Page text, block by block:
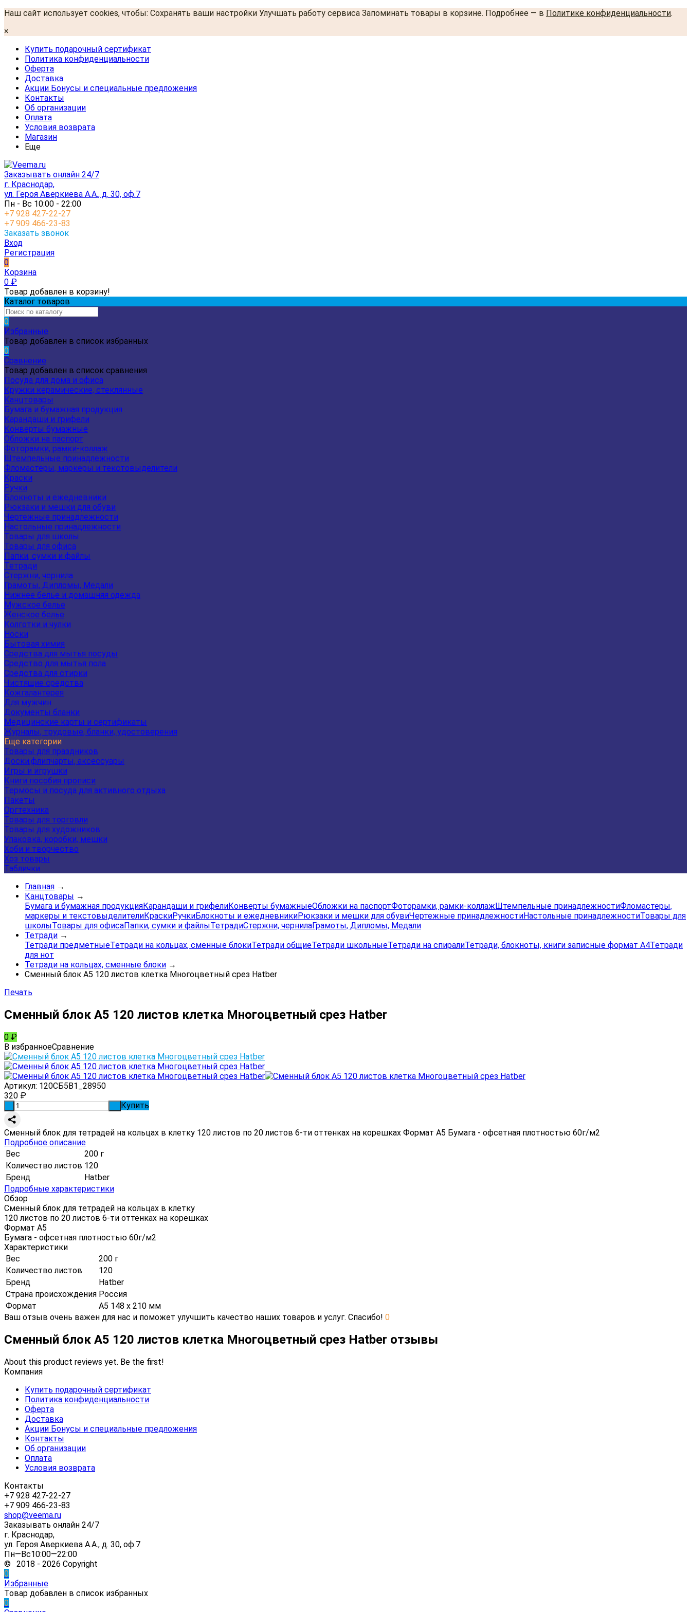
Наш сайт использует cookies, чтобы: Сохранять ваши настройки Улучшать работу сервиса Запоминать товары в корзине. Подробнее — в Политике конфиденциальности.
×
Купить подарочный сертификат
Политика конфиденциальности
Оферта
Доставка
Акции Бонусы и специальные предложения
Контакты
Об организации
Оплата
Условия возврата
Магазин
Еще
Заказывать онлайн 24/7
г. Краснодар,
ул. Героя Аверкиева А.А., д. 30, оф.7
Пн - Вс 10:00 - 22:00
+7 928 427-22-27
+7 909 466-23-83
Заказать звонок
Вход
Регистрация
0
Корзина
0 ₽
Товар добавлен в корзину!
Каталог товаров
0
Избранные
Товар добавлен в список избранных
0
Сравнение
Товар добавлен в список сравнения
Посуда для дома и офиса
Кружки керамические, стеклянные
Канцтовары
Бумага и бумажная продукция
Карандаши и грифели
Конверты бумажные
Обложки на паспорт
Фоторамки, рамки-коллаж
Штемпельные принадлежности
Фломастеры, маркеры и текстовыделители
Краски
Ручки
Блокноты и ежедневники
Рюкзаки и мешки для обуви
Чертежные принадлежности
Настольные принадлежности
Товары для школы
Товары для офиса
Папки, сумки и файлы
Тетради
Стержни, чернила
Грамоты, Дипломы, Медали
Нижнее белье и домашняя одежда
Мужское белье
Женское белье
Колготки и чулки
Носки
Бытовая химия
Средства для мытья посуды
Средство для мытья пола
Средства для стирки
Чистящие средства
Кожгалантерея
Для мужчин
Документы бланки
Медицинские карты и сертификаты
Журналы, трудовые, бланки, удостоверения
Еще категории
Товары для праздников
Доски,флипчарты, аксессуары
Игры и игрушки
Книги пособия прописи
Термосы и посуда для активного отдыха
Пакеты
Оргтехника
Товары для торговли
Товары для художников
Упаковка, коробки, мешки
Хоби и творчество
Хоз товары
Таблички
Главная →
Канцтовары →
Бумага и бумажная продукцияКарандаши и грифелиКонверты бумажныеОбложки на паспортФоторамки, рамки-коллажШтемпельные принадлежностиФломастеры,
маркеры и текстовыделителиКраскиРучкиБлокноты и ежедневникиРюкзаки и мешки для обувиЧертежные принадлежностиНастольные принадлежностиТовары для
школыТовары для офисаПапки, сумки и файлыТетрадиСтержни, чернилаГрамоты, Дипломы, Медали
Тетради →
Тетради предметныеТетради на кольцах, сменные блокиТетради общиеТетради школьныеТетради на спиралиТетради, блокноты, книги записные формат А4Тетради
для нот
Тетради на кольцах, сменные блоки →
Сменный блок А5 120 листов клетка Многоцветный срез Hatber
Печать
Сменный блок А5 120 листов клетка Многоцветный срез Hatber
0 ₽
В избранноеСравнение
Артикул: 120СБ5В1_28950
320 ₽
Купить
Сменный блок для тетрадей на кольцах в клетку 120 листов по 20 листов 6-ти оттенках на корешках Формат А5 Бумага - офсетная плотностью 60г/м2
Подробное описание
Вес
200 г
Количество листов 120
Бренд
Hatber
Подробные характеристики
Обзор
Сменный блок для тетрадей на кольцах в клетку
120 листов по 20 листов 6-ти оттенках на корешках
Формат А5
Бумага - офсетная плотностью 60г/м2
Характеристики
Вес
200 г
Количество листов
120
Бренд
Hatber
Страна происхождения Россия
Формат
А5 148 х 210 мм
Ваш отзыв очень важен для нас и поможет улучшить качество наших товаров и услуг. Спасибо! 0
Сменный блок А5 120 листов клетка Многоцветный срез Hatber отзывы
About this product reviews yet. Be the first!
Компания
Купить подарочный сертификат
Политика конфиденциальности
Оферта
Доставка
Акции Бонусы и специальные предложения
Контакты
Об организации
Оплата
Условия возврата
Контакты
+7 928 427-22-27
+7 909 466-23-83
shop@veema.ru
Заказывать онлайн 24/7
г. Краснодар,
ул. Героя Аверкиева А.А., д. 30, оф.7
Пн—Вс10:00—22:00
© 2018 - 2026 Copyright
0
Избранные
Товар добавлен в список избранных
0